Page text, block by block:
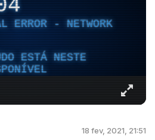
ERROR - NETWORK
ESTÁ NESTE
18 fev, 2021, 21:51